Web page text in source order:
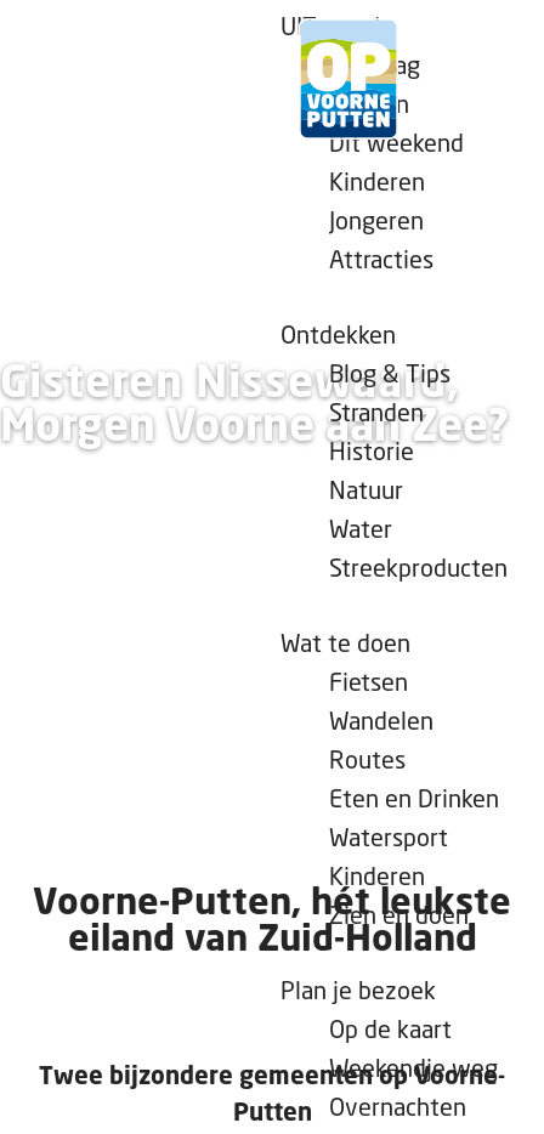
r
d
e
h
a
UITagenda
Vandaag
Morgen
Dit weekend
Kinderen
Jongeren
Attracties
Ontdekken
Blog & Tips
Stranden
Historie
Natuur
Water
Streekproducten
Wat te doen
Fietsen
Wandelen
Routes
Eten en Drinken
Watersport
Kinderen
Zien en doen
Plan je bezoek
Op de kaart
Weekendje weg
Overnachten
Gisteren Nissewaard,
Morgen Voorne aan Zee?
Voorne-Putten, hét leukste
eiland van Zuid-Holland
Twee bijzondere gemeenten op Voorne-
Putten